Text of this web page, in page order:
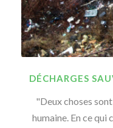
DÉCHARGES
"Deux choses
humaine. En ce qui